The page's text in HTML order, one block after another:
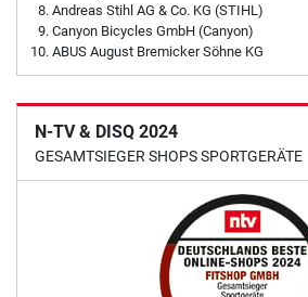
Andreas Stihl AG & Co. KG (STIHL)
Canyon Bicycles GmbH (Canyon)
ABUS August Bremicker Söhne KG
N-TV & DISQ 2024
GESAMTSIEGER SHOPS SPORTGERÄTE